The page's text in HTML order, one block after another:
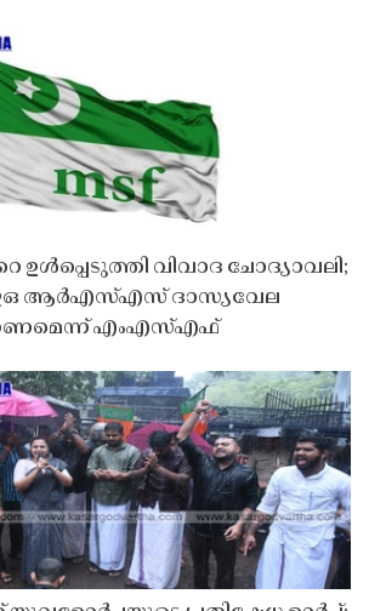
ഉൾപ്പെടുത്തി വിവാദ ചോദ്യാവലി;
ആർഎസ്എസ് ദാസ്യവേല
എംഎസ്എഫ്